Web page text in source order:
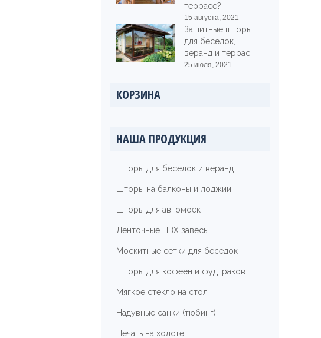
террасе?
15 августа, 2021
Защитные шторы
для беседок,
веранд и террас
25 июля, 2021
КОРЗИНА
НАША ПРОДУКЦИЯ
Шторы для беседок и веранд
Шторы на балконы и лоджии
Шторы для автомоек
Ленточные ПВХ завесы
Москитные сетки для беседок
Шторы для кофеен и фудтраков
Мягкое стекло на стол
Надувные санки (тюбинг)
Печать на холсте